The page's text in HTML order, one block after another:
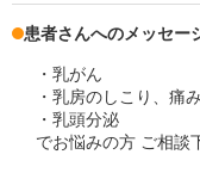
患者さんへのメッセー
・乳がん
・乳房のしこり、痛
・乳頭分泌
でお悩みの方 ご相談